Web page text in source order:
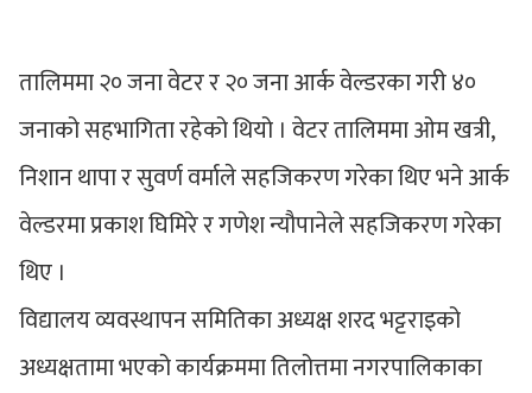
तालिममा २० जना वेटर र २० जना आर्क वेल्डरका गरी ४०
जनाको सहभागिता रहेको थियो । वेटर तालिममा ओम खत्री,
निशान थापा र सुवर्ण वर्माले सहजिकरण गरेका थिए भने आर्क
वेल्डरमा प्रकाश घिमिरे र गणेश न्यौपानेले सहजिकरण गरेका
थिए ।
विद्यालय व्यवस्थापन समितिका अध्यक्ष शरद भट्टराइको
अध्यक्षतामा भएको कार्यक्रममा तिलोत्तमा नगरपालिकाका